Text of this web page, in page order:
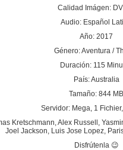
Calidad Imágen:
Audio: Español
Año: 2017
Género: Aventura /
Duración: 115
País: Australia
Tamaño: 844 MB
Servidor: Mega, 1
Kretschmann, Alex Russell,
Joel Jackson, Luis Jose Lopez,
Disfrútenla 😉